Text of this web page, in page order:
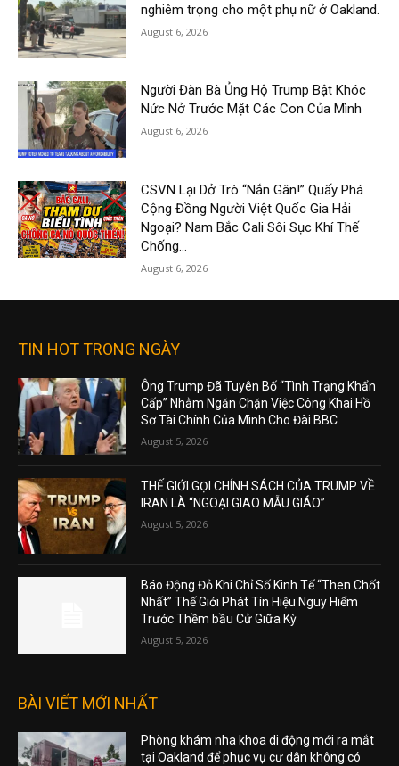
nghiêm trọng cho một phụ nữ ở Oakland.
August 6, 2026
Người Đàn Bà Ủng Hộ Trump Bật Khóc
Nức Nở Trước Mặt Các Con Của Mình
August 6, 2026
CSVN Lại Dở Trò “Nắn Gân!” Quấy Phá
Cộng Đồng Người Việt Quốc Gia Hải
Ngoại? Nam Bắc Cali Sôi Sục Khí Thế
Chống...
August 6, 2026
TIN HOT TRONG NGÀY
Ông Trump Đã Tuyên Bố “Tình Trạng Khẩn
Cấp” Nhằm Ngăn Chặn Việc Công Khai Hồ
Sơ Tài Chính Của Mình Cho Đài BBC
August 5, 2026
THẾ GIỚI GỌI CHÍNH SÁCH CỦA TRUMP VỀ
IRAN LÀ “NGOẠI GIAO MẪU GIÁO”
August 5, 2026
Báo Động Đỏ Khi Chỉ Số Kinh Tế “Then Chốt
Nhất” Thế Giới Phát Tín Hiệu Nguy Hiểm
Trước Thềm bầu Cử Giữa Kỳ
August 5, 2026
BÀI VIẾT MỚI NHẤT
Phòng khám nha khoa di động mới ra mắt
tại Oakland để phục vụ cư dân không có